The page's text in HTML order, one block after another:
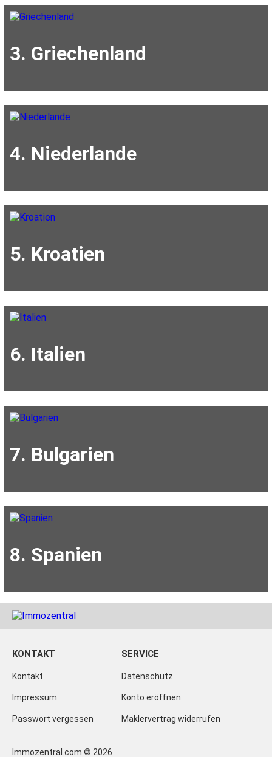
3. Griechenland
4. Niederlande
5. Kroatien
6. Italien
7. Bulgarien
8. Spanien
KONTAKT
Kontakt
Impressum
Passwort vergessen
SERVICE
Datenschutz
Konto eröffnen
Maklervertrag widerrufen
Immozentral.com © 2026